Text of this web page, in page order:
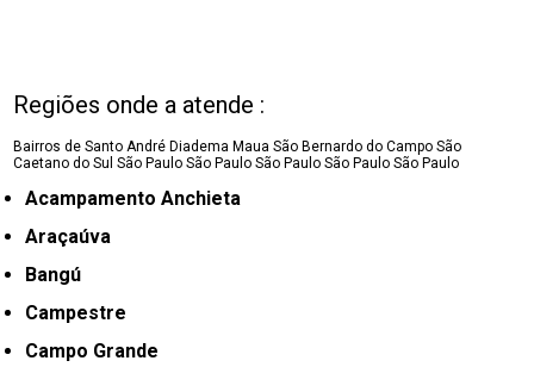
Regiões onde a atende :
Bairros de Santo André Diadema Maua São Bernardo do Campo São
Caetano do SulSão Paulo São Paulo São Paulo São Paulo São Paulo
Acampamento Anchieta
Araçaúva
Bangú
Campestre
Campo Grande